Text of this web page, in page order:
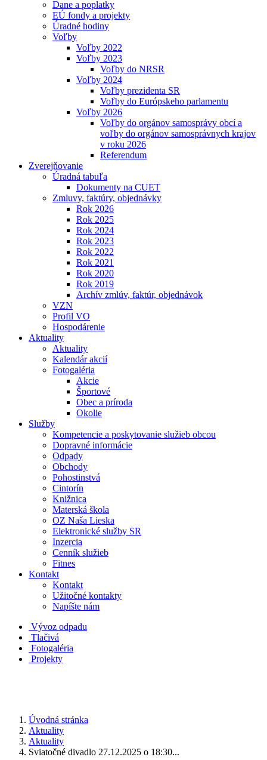
Dane a poplatky
EÚ fondy a projekty
Úradné hodiny
Voľby
Voľby 2022
Voľby 2023
Voľby do NRSR
Voľby 2024
Voľby prezidenta SR
Voľby do Európskeho parlamentu
Voľby 2026
Voľby do orgánov samosprávy obcí a
voľby do orgánov samosprávnych krajov
v roku 2026
Referendum
Zverejňovanie
Úradná tabuľa
Dokumenty na CUET
Zmluvy, faktúry, objednávky
Rok 2026
Rok 2025
Rok 2024
Rok 2023
Rok 2022
Rok 2021
Rok 2020
Rok 2019
Archív zmlúv, faktúr, objednávok
VZN
Profil VO
Hospodárenie
Aktuality
Aktuality
Kalendár akcií
Fotogaléria
Akcie
Športové
Obec a príroda
Okolie
Služby
Kompetencie a poskytovanie služieb obcou
Dopravné informácie
Odpady
Obchody
Pohostinstvá
Cintorín
Knižnica
Materská škola
OZ Naša Lieska
Elektronické služby SR
Inzercia
Cenník služieb
Fitnes
Kontakt
Kontakt
Užitočné kontakty
Napíšte nám
Vývoz odpadu
Tlačivá
Fotogaléria
Projekty
Úvodná stránka
Aktuality
Aktuality
Sviatočné divadlo 27.12.2025 o 18:30...